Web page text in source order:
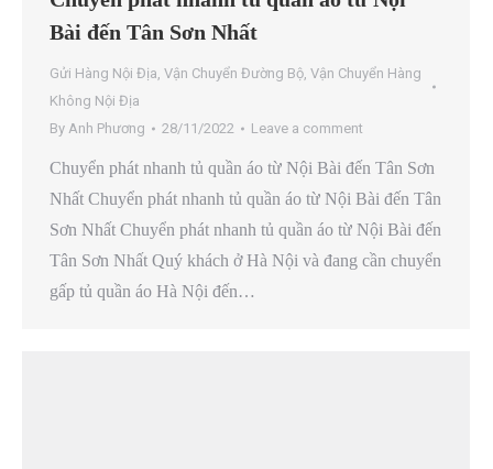
Bài đến Tân Sơn Nhất
Gửi Hàng Nội Địa, Vận Chuyển Đường Bộ, Vận Chuyển Hàng
Không Nội Địa
By Anh Phương 28/11/2022 Leave a comment
Chuyển phát nhanh tủ quần áo từ Nội Bài đến Tân Sơn
Nhất Chuyển phát nhanh tủ quần áo từ Nội Bài đến Tân
Sơn Nhất Chuyển phát nhanh tủ quần áo từ Nội Bài đến
Tân Sơn Nhất Quý khách ở Hà Nội và đang cần chuyển
gấp tủ quần áo Hà Nội đến…